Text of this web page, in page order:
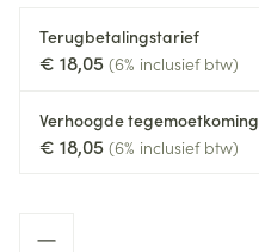
Terugbetalingstarief
€ 18,05 (6% inclusief btw)
Verhoogde tegemoetkoming
€ 18,05 (6% inclusief btw)